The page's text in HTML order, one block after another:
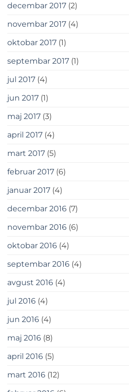
decembar 2017 (2)
novembar 2017 (4)
oktobar 2017 (1)
septembar 2017 (1)
jul 2017 (4)
jun 2017 (1)
maj 2017 (3)
april 2017 (4)
mart 2017 (5)
februar 2017 (6)
januar 2017 (4)
decembar 2016 (7)
novembar 2016 (6)
oktobar 2016 (4)
septembar 2016 (4)
avgust 2016 (4)
jul 2016 (4)
jun 2016 (4)
maj 2016 (8)
april 2016 (5)
mart 2016 (12)